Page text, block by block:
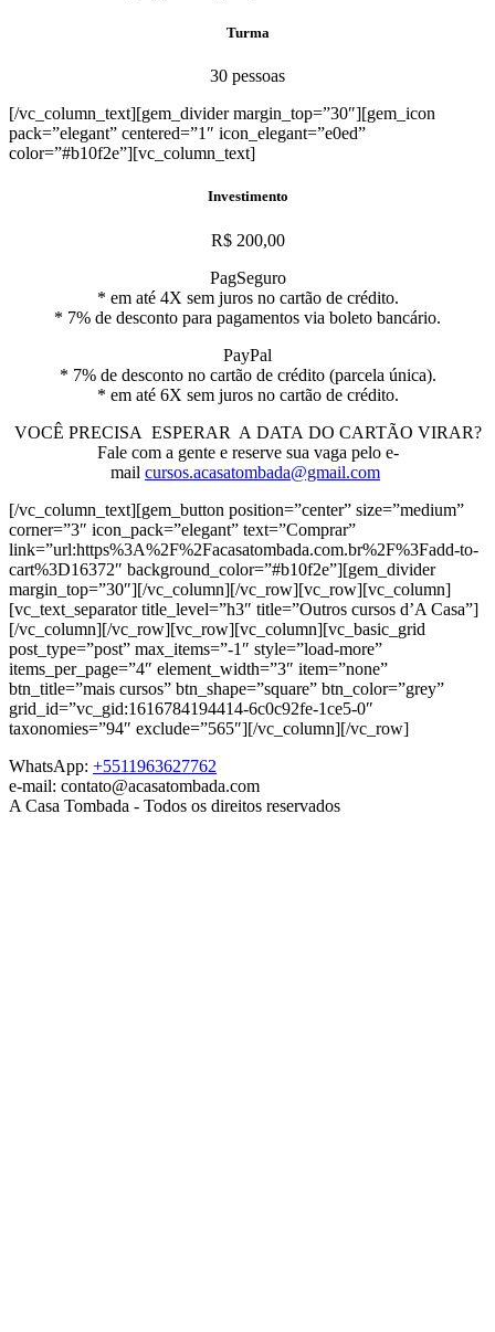
Turma
30 pessoas
[/vc_column_text][gem_divider margin_top=”30″][gem_icon
pack=”elegant” centered=”1″ icon_elegant=”e0ed”
color=”#b10f2e”][vc_column_text]
Investimento
R$ 200,00
PagSeguro
* em até 4X sem juros no cartãode crédito.
* 7% de desconto para pagamentos via boleto bancário.
PayPal
* 7% de desconto no cartãode crédito (parcela única).
* em até 6X sem juros no cartãode crédito.
VOCÊ PRECISA ESPERAR A DATA DO CARTÃO VIRAR?
Fale com a gente e reserve sua vaga pelo e-
mail cursos.acasatombada@gmail.com
[/vc_column_text][gem_button position=”center” size=”medium”
corner=”3″ icon_pack=”elegant” text=”Comprar”
link=”url:https%3A%2F%2Facasatombada.com.br%2F%3Fadd-to-
cart%3D16372″ background_color=”#b10f2e”][gem_divider
margin_top=”30″][/vc_column][/vc_row][vc_row][vc_column]
[vc_text_separator title_level=”h3″ title=”Outros cursos d’A Casa”]
[/vc_column][/vc_row][vc_row][vc_column][vc_basic_grid
post_type=”post” max_items=”-1″ style=”load-more”
items_per_page=”4″ element_width=”3″ item=”none”
btn_title=”mais cursos” btn_shape=”square” btn_color=”grey”
grid_id=”vc_gid:1616784194414-6c0c92fe-1ce5-0″
taxonomies=”94″ exclude=”565″][/vc_column][/vc_row]
WhatsApp: +5511963627762
e-mail: contato@acasatombada.com
A Casa Tombada - Todos os direitos reservados